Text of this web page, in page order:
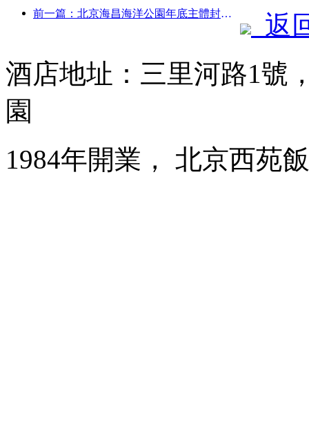
前一篇：北京海昌海洋公園年底主體封頂 預計2027年建成開放
返
酒店地址：三里河路1號
園
1984年開業， 北京西